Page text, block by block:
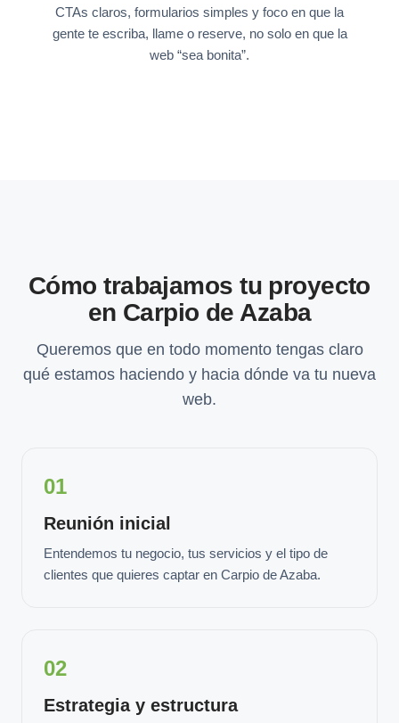
CTAs claros, formularios simples y foco en que la
gente te escriba, llame o reserve, no solo en que la
web “sea bonita”.
Cómo trabajamos tu proyecto
en Carpio de Azaba
Queremos que en todo momento tengas claro
qué estamos haciendo y hacia dónde va tu nueva
web.
01
Reunión inicial
Entendemos tu negocio, tus servicios y el tipo de
clientes que quieres captar en Carpio de Azaba.
02
Estrategia y estructura